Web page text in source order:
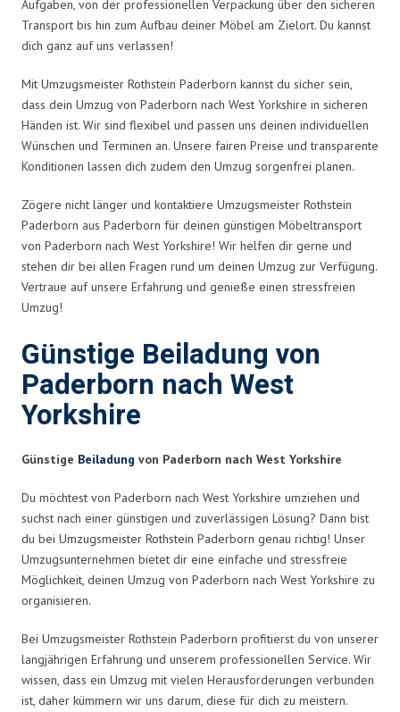
Aufgaben, von der professionellen Verpackung über den sicheren
Transport bis hin zum Aufbau deiner Möbel am Zielort. Du kannst
dich ganz auf uns verlassen!
Mit Umzugsmeister Rothstein Paderborn kannst du sicher sein,
dass dein Umzug von Paderborn nach West Yorkshire in sicheren
Händen ist. Wir sind flexibel und passen uns deinen individuellen
Wünschen und Terminen an. Unsere fairen Preise und transparente
Konditionen lassen dich zudem den Umzug sorgenfrei planen.
Zögere nicht länger und kontaktiere Umzugsmeister Rothstein
Paderborn aus Paderborn für deinen günstigen Möbeltransport
von Paderborn nach West Yorkshire! Wir helfen dir gerne und
stehen dir bei allen Fragen rund um deinen Umzug zur Verfügung.
Vertraue auf unsere Erfahrung und genieße einen stressfreien
Umzug!
Günstige Beiladung von
Paderborn nach West
Yorkshire
Günstige Beiladung von Paderborn nach West Yorkshire
Du möchtest von Paderborn nach West Yorkshire umziehen und
suchst nach einer günstigen und zuverlässigen Lösung? Dann bist
du bei Umzugsmeister Rothstein Paderborn genau richtig! Unser
Umzugsunternehmen bietet dir eine einfache und stressfreie
Möglichkeit, deinen Umzug von Paderborn nach West Yorkshire zu
organisieren.
Bei Umzugsmeister Rothstein Paderborn profitierst du von unserer
langjährigen Erfahrung und unserem professionellen Service. Wir
wissen, dass ein Umzug mit vielen Herausforderungen verbunden
ist, daher kümmern wir uns darum, diese für dich zu meistern.